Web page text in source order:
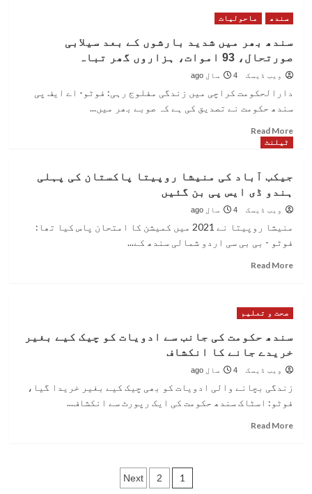
کاکا
کیس
کے
مرکزی
کو
سینٹرل
حکم
سندھ ماحولیات
سندھ بھر میں شدید بارشوں کے بعد سیلابی
صورتحال، 93 اموات، ہزاروں گھر تباہ
ویب ڈیسک 4 سال ago
دارالحکومت کراچی میں زندگی مفلوج رہی: فوٹو- اے ایف پی
سندھ حکومت نے تصدیق کی ہے کہ صوبے بھر میں...
Read More
بھر
میں
شدید
کے
بعد
ہزاروں
تباہ
ٹیلنٹ
جیکب آباد کی منیشا روپیتا پاکستان کی پہلی
ہندو ڈی ایس پی بن گئیں
ویب ڈیسک 4 سال ago
منیشا روپیتا نے 2021 میں کمیشن کا امتحان پاس کیا تھا:
فوٹو - بی بی سی اردو شمالی سندھ کے...
Read More
آباد
منیشا
روپیتا
پاکستان
پہلی
ہندو
صحت و تعلیم
سندھ حکومت کی جانب سے ادویات کو چیک کیے بغیر
خریدے جانے کا انکشاف
ویب ڈیسک 4 سال ago
زندگی بچانے والی ادویات کو بھی چیک کیے بغیر خریدا گیا،
فوٹو: اسٹاک سندھ حکومت کی ایک رپورٹ سے انکشاف...
Read More
Posts
1
2
Next